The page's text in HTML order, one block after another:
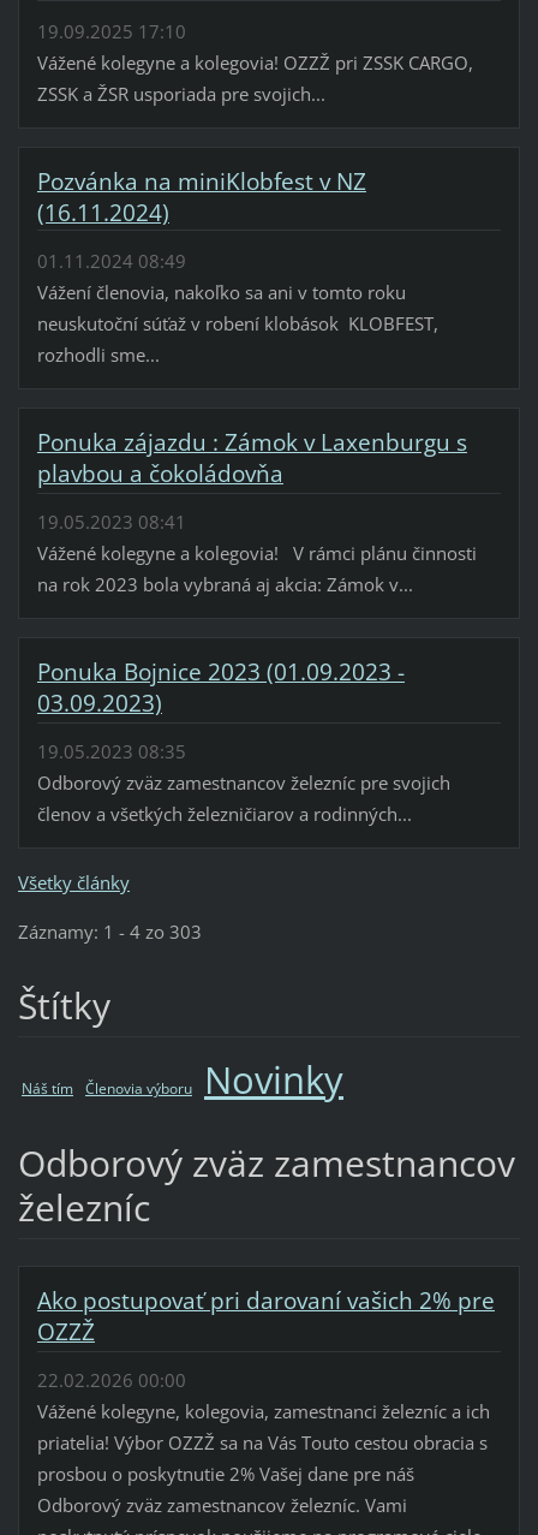
19.09.2025 17:10
Vážené kolegyne a kolegovia! OZZŽ pri ZSSK CARGO,
ZSSK a ŽSR usporiada pre svojich...
Pozvánka na miniKlobfest v NZ
(16.11.2024)
01.11.2024 08:49
Vážení členovia, nakoľko sa ani v tomto roku
neuskutoční súťaž v robení klobások KLOBFEST,
rozhodli sme...
Ponuka zájazdu : Zámok v Laxenburgu s
plavbou a čokoládovňa
19.05.2023 08:41
Vážené kolegyne a kolegovia! V rámci plánu činnosti
na rok 2023 bola vybraná aj akcia: Zámok v...
Ponuka Bojnice 2023 (01.09.2023 -
03.09.2023)
19.05.2023 08:35
Odborový zväz zamestnancov železníc pre svojich
členov a všetkých železničiarov a rodinných...
Všetky články
Záznamy: 1 - 4 zo 303
Štítky
Náš tím Členovia výboru Novinky
Odborový zväz zamestnancov
železníc
Ako postupovať pri darovaní vašich 2% pre
OZZŽ
22.02.2026 00:00
Vážené kolegyne, kolegovia, zamestnanci železníc a ich
priatelia! Výbor OZZŽ sa na Vás Touto cestou obracia s
prosbou o poskytnutie 2% Vašej dane pre náš
Odborový zväz zamestnancov železníc. Vami